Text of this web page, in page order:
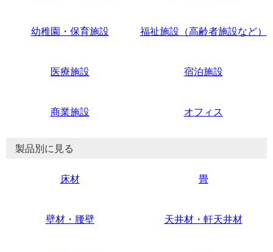
幼稚園・保育施設 福祉施設（高齢者施設など）
医療施設 宿泊施設
商業施設 オフィス
製品別に見る
床材 畳
壁材・腰壁 天井材・軒天井材